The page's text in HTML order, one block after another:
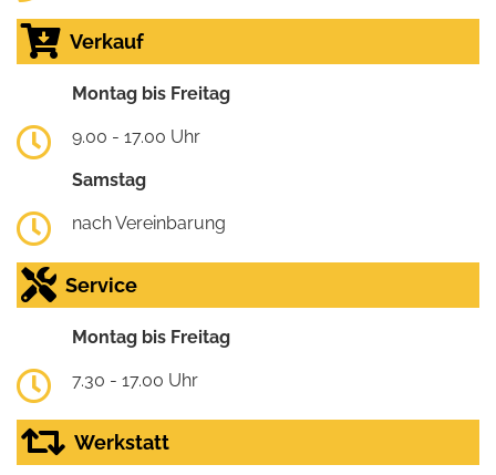
Verkauf
Montag bis Freitag
9.00 - 17.00 Uhr
Samstag
nach Vereinbarung
Service
Montag bis Freitag
7.30 - 17.00 Uhr
Werkstatt